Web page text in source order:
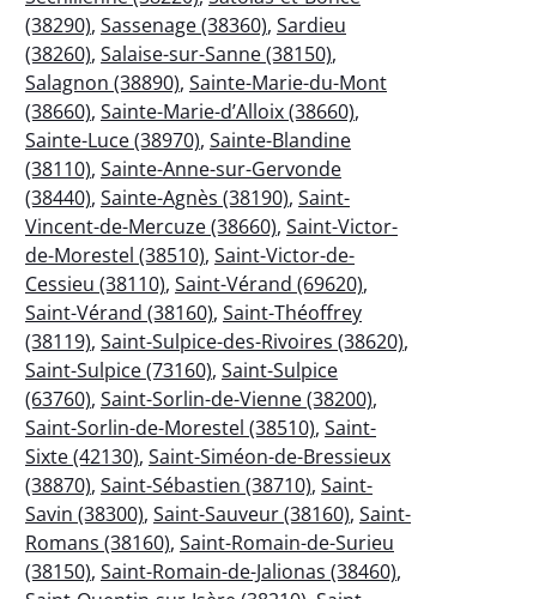
(38290), Sassenage (38360), Sardieu
(38260), Salaise-sur-Sanne (38150),
Salagnon (38890), Sainte-Marie-du-Mont
(38660), Sainte-Marie-d’Alloix (38660),
Sainte-Luce (38970), Sainte-Blandine
(38110), Sainte-Anne-sur-Gervonde
(38440), Sainte-Agnès (38190), Saint-
Vincent-de-Mercuze (38660), Saint-Victor-
de-Morestel (38510), Saint-Victor-de-
Cessieu (38110), Saint-Vérand (69620),
Saint-Vérand (38160), Saint-Théoffrey
(38119), Saint-Sulpice-des-Rivoires (38620),
Saint-Sulpice (73160), Saint-Sulpice
(63760), Saint-Sorlin-de-Vienne (38200),
Saint-Sorlin-de-Morestel (38510), Saint-
Sixte (42130), Saint-Siméon-de-Bressieux
(38870), Saint-Sébastien (38710), Saint-
Savin (38300), Saint-Sauveur (38160), Saint-
Romans (38160), Saint-Romain-de-Surieu
(38150), Saint-Romain-de-Jalionas (38460),